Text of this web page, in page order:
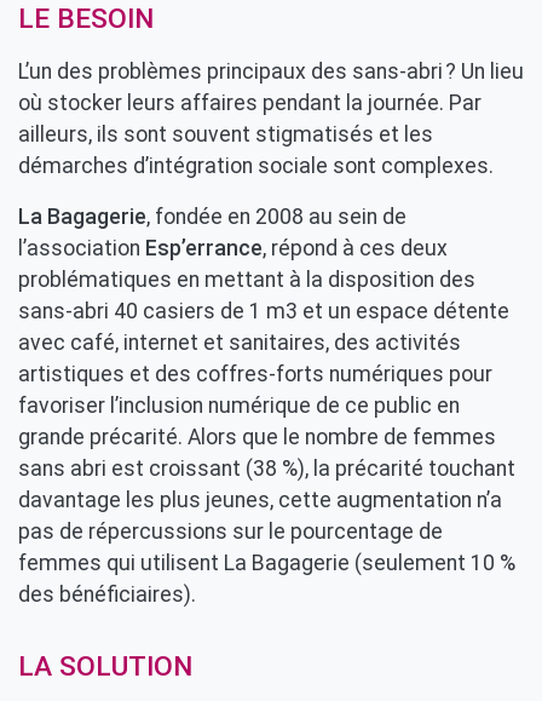
LE BESOIN
L’un des problèmes principaux des sans-abri ? Un lieu
où stocker leurs affaires pendant la journée. Par
ailleurs, ils sont souvent stigmatisés et les
démarches d’intégration sociale sont complexes.
La Bagagerie, fondée en 2008 au sein de
l’association Esp’errance, répond à ces deux
problématiques en mettant à la disposition des
sans-abri 40 casiers de 1 m3 et un espace détente
avec café, internet et sanitaires, des activités
artistiques et des coffres-forts numériques pour
favoriser l’inclusion numérique de ce public en
grande précarité. Alors que le nombre de femmes
sans abri est croissant (38 %), la précarité touchant
davantage les plus jeunes, cette augmentation n’a
pas de répercussions sur le pourcentage de
femmes qui utilisent La Bagagerie (seulement 10 %
des bénéficiaires).
LA SOLUTION